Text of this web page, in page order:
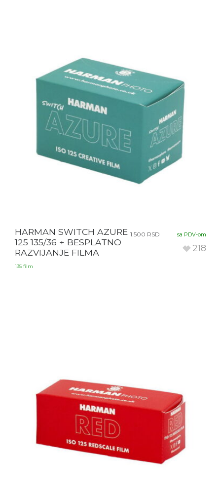
HARMAN SWITCH AZURE
125 135/36 + BESPLATNO
RAZVIJANJE FILMA
135 film
1.500 RSD sa PDV-om
218